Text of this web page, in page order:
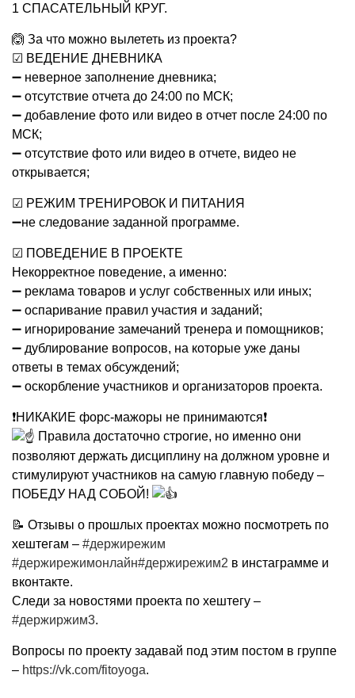
1 СПАСАТЕЛЬНЫЙ КРУГ.
🙆 За что можно вылететь из проекта?
☑ ВЕДЕНИЕ ДНЕВНИКА
➖ неверное заполнение дневника;
➖ отсутствие отчета до 24:00 по МСК;
➖ добавление фото или видео в отчет после 24:00 по
МСК;
➖ отсутствие фото или видео в отчете, видео не
открывается;
☑ РЕЖИМ ТРЕНИРОВОК И ПИТАНИЯ
➖не следование заданной программе.
☑ ПОВЕДЕНИЕ В ПРОЕКТЕ
Некорректное поведение, а именно:
➖ реклама товаров и услуг собственных или иных;
➖ оспаривание правил участия и заданий;
➖ игнорирование замечаний тренера и помощников;
➖ дублирование вопросов, на которые уже даны
ответы в темах обсуждений;
➖ оскорбление участников и организаторов проекта.
❗НИКАКИЕ форс-мажоры не принимаются❗
Правила достаточно строгие, но именно они
позволяют держать дисциплину на должном уровне и
стимулируют участников на самую главную победу –
ПОБЕДУ НАД СОБОЙ!
📝 Отзывы о прошлых проектах можно посмотреть по
хештегам – #держирежим
#держирежимонлайн#держирежим2 в инстаграмме и
вконтакте.
Следи за новостями проекта по хештегу –
#держиржим3.
Вопросы по проекту задавай под этим постом в группе
– https://vk.com/fitoyoga.